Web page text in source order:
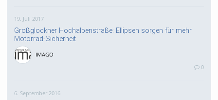
19. Juli 2017
Großglockner Hochalpenstraße: Ellipsen sorgen für mehr
Motorrad-Sicherheit
IMAGO
0
6. September 2016